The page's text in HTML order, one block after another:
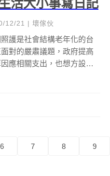
活大小事寫日記
12/21 | 壞傢伙
護是社會結構老年化的台
對的嚴肅議題，政府提高
應相關支出，也想方設法
6 7 8 9